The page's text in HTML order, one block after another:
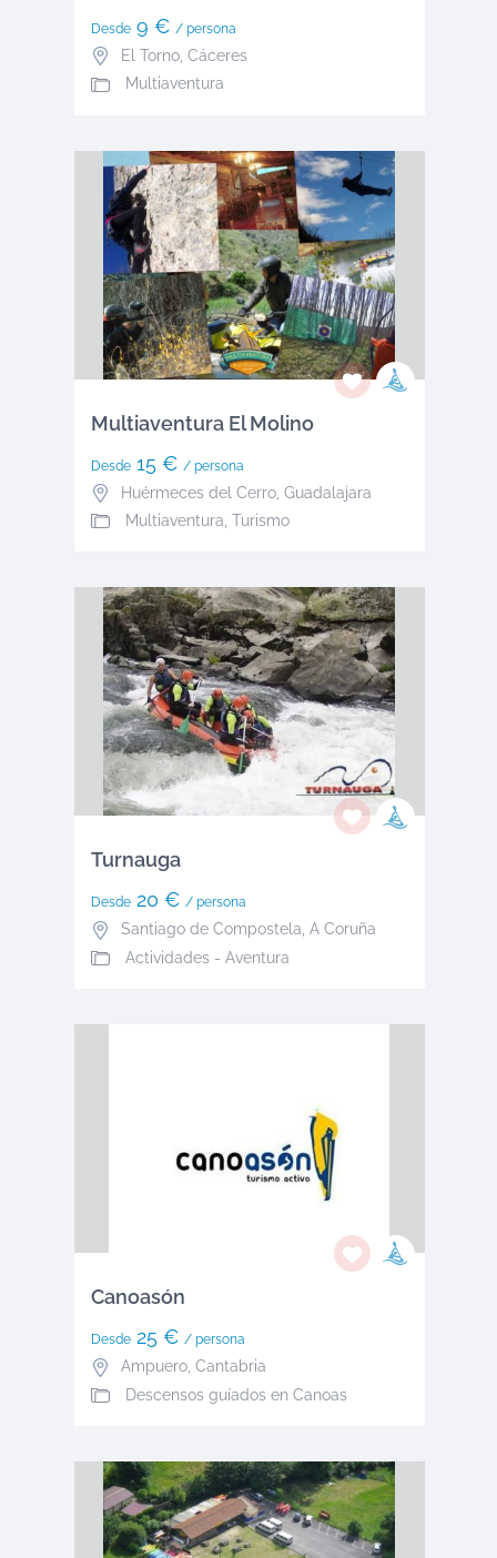
Desde9 € / persona
El Torno, Cáceres
Multiaventura
Multiaventura El Molino
Desde15 € / persona
Huérmeces del Cerro, Guadalajara
Multiaventura, Turismo
Turnauga
Desde20 € / persona
Santiago de Compostela, A Coruña
Actividades - Aventura
Canoasón
Desde25 € / persona
Ampuero, Cantabria
Descensos guíados en Canoas